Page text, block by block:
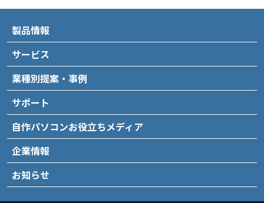
製品情報
サービス
業種別提案・事例
サポート
自作パソコンお役立ちメディア
企業情報
お知らせ